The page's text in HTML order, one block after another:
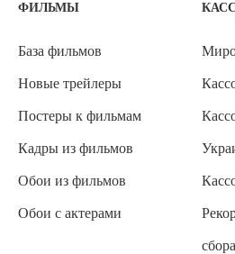
ФИЛЬМЫ
База фильмов
Новые трейлеры
Постеры к фильмам
Кадры из фильмов
Обои из фильмов
Обои с актерами